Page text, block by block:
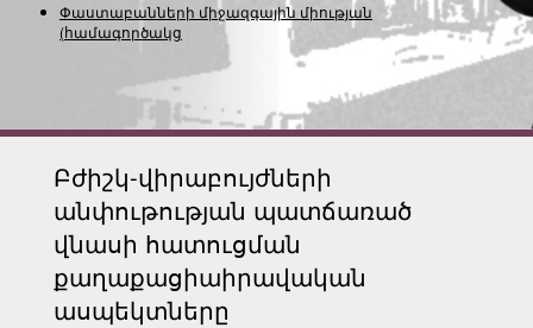
Փաստաբանների միջազգային միության
(համագործակցության)
Բժիշկ-վիրաբույժների
անփութության պատճառած
վնասի հատուցման
քաղաքացիաիրավական
ասպեկտները